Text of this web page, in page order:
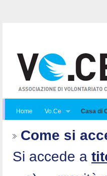
Home Vo.Ce Casa di
Come si
Si accede a